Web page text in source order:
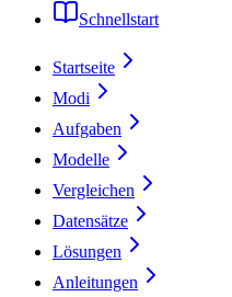
Schnellstart
Startseite
Modi
Aufgaben
Modelle
Vergleichen
Datensätze
Lösungen
Anleitungen